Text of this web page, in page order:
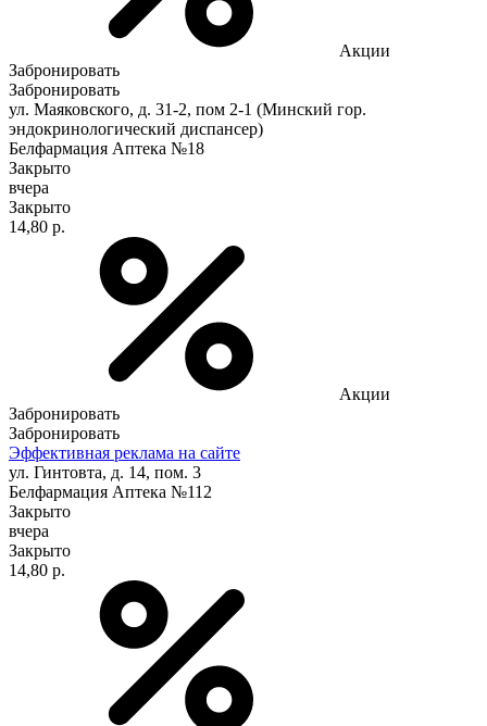
Акции
Забронировать
Забронировать
ул. Маяковского, д. 31-2, пом 2-1 (Минский гор.
эндокринологический диспансер)
Белфармация Аптека №18
Закрыто
вчера
Закрыто
14,80 р.
Акции
Забронировать
Забронировать
Эффективная реклама на сайте
ул. Гинтовта, д. 14, пом. 3
Белфармация Аптека №112
Закрыто
вчера
Закрыто
14,80 р.